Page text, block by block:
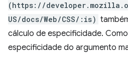
(https://
US/docs/Web/CSS/:is)
cálculo de especificidade. Como
especificidade do argumento